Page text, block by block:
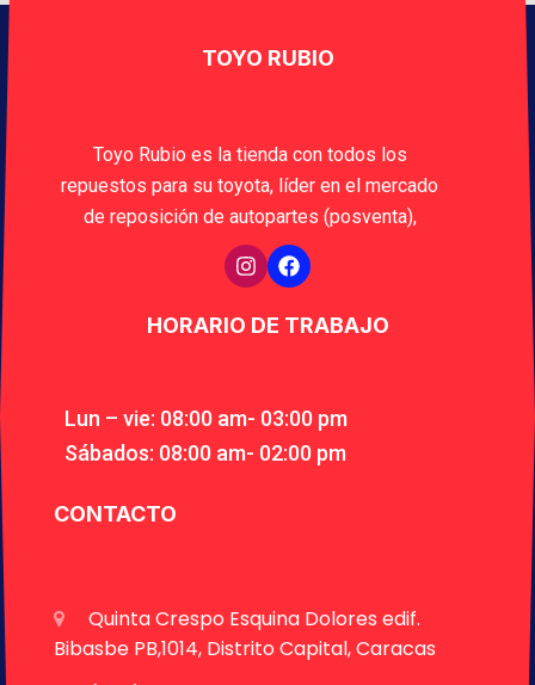
TOYO RUBIO
Toyo Rubio es la tienda con todos los
repuestos para su toyota, líder en el mercado
de reposición de autopartes (posventa),
HORARIO DE TRABAJO
Lun – vie: 08:00 am- 03:00 pm
Sábados: 08:00 am- 02:00 pm
CONTACTO
Quinta Crespo Esquina Dolores edif.
Bibasbe PB,1014, Distrito Capital, Caracas